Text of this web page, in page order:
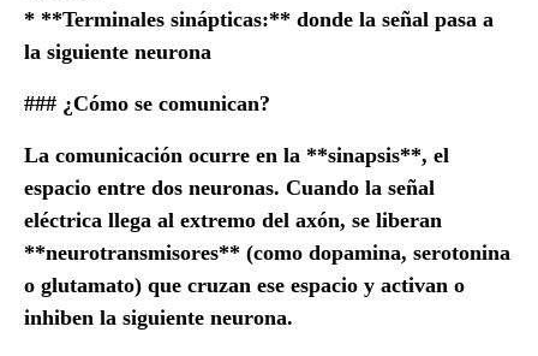
* **Terminales sinápticas:** donde la señal pasa a
la siguiente neurona
### ¿Cómo se comunican?
La comunicación ocurre en la **sinapsis**, el
espacio entre dos neuronas. Cuando la señal
eléctrica llega al extremo del axón, se liberan
**neurotransmisores** (como dopamina, serotonina
o glutamato) que cruzan ese espacio y activan o
inhiben la siguiente neurona.